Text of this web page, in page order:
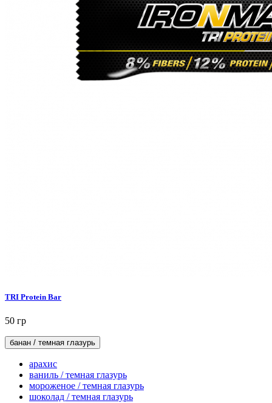
TRI Protein Bar
50 гр
банан / темная глазурь
арахис
ваниль / темная глазурь
мороженое / темная глазурь
шоколад / темная глазурь